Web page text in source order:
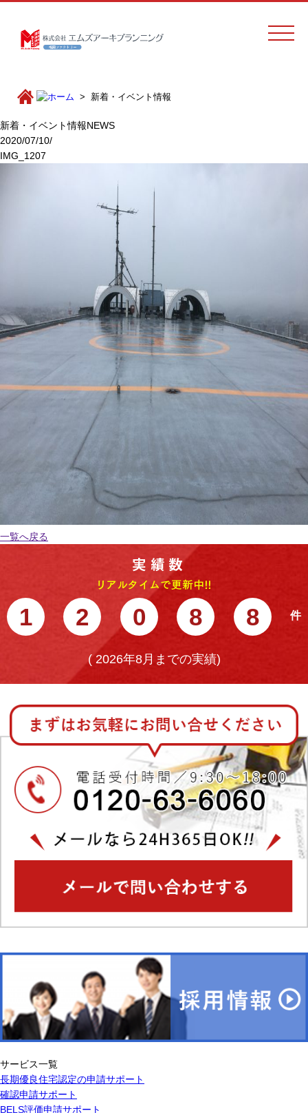
新着・イベント情報
新着・イベント情報NEWS
2020/07/10/
IMG_1207
一覧へ戻る
1 2 0 8 8
(2026年8月までの実績)
サービス一覧
長期優良住宅認定の申請サポート
確認申請サポート
BELS評価申請サポート